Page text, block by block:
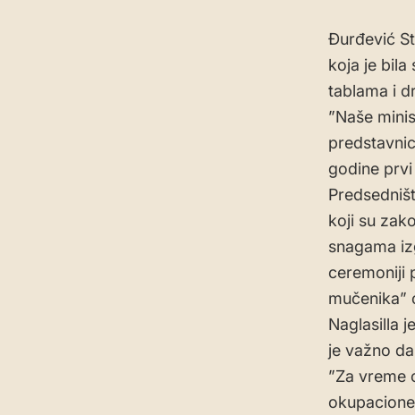
Đurđević
koja je bila
tablama i
”Naše
godine
koji su
snagama
ceremoniji
mučenika”
Naglasilla
je važno
”Za vreme